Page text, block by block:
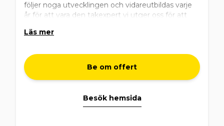
följer noga utvecklingen och vidareutbildas varje
år för att vara den takexpert vi utger oss för att
betongpannor och plåttak. Alla takläggare är
tak.TOTALANSVAR MED FINANSIELLA
MUSKLER.Anlitar du oss på Göta Tak för ditt
takbyte kan du känna dig trygg med ditt val av
upp till 10 miljoner. HUR VILL DU HA DITT TAK?
Dela med dig av dina idéer och träffa någon av
Läs mer
Be om offert
Besök hemsida